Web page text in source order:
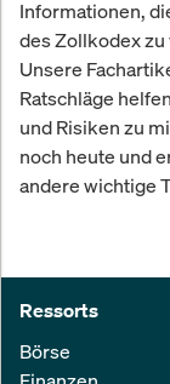
Informationen,
des Zollkodex
Unsere
Ratschläge
und Risiken zu
noch heute und
andere wichtige
Ressorts
Börse